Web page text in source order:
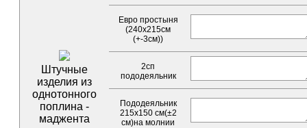
Штучные
изделия из
однотонного
поплина -
маджента
Евро простыня
(240х215см
(+-3см))
2сп
пододеяльник
Пододеяльник
215х150 см(±2
см)на молнии